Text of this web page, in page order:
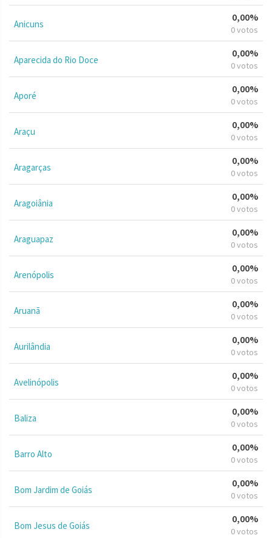
Anicuns
0,00%
0 votos
Aparecida do Rio Doce
0,00%
0 votos
Aporé
0,00%
0 votos
Araçu
0,00%
0 votos
Aragarças
0,00%
0 votos
Aragoiânia
0,00%
0 votos
Araguapaz
0,00%
0 votos
Arenópolis
0,00%
0 votos
Aruanã
0,00%
0 votos
Aurilândia
0,00%
0 votos
Avelinópolis
0,00%
0 votos
Baliza
0,00%
0 votos
Barro Alto
0,00%
0 votos
Bom Jardim de Goiás
0,00%
0 votos
Bom Jesus de Goiás
0,00%
0 votos